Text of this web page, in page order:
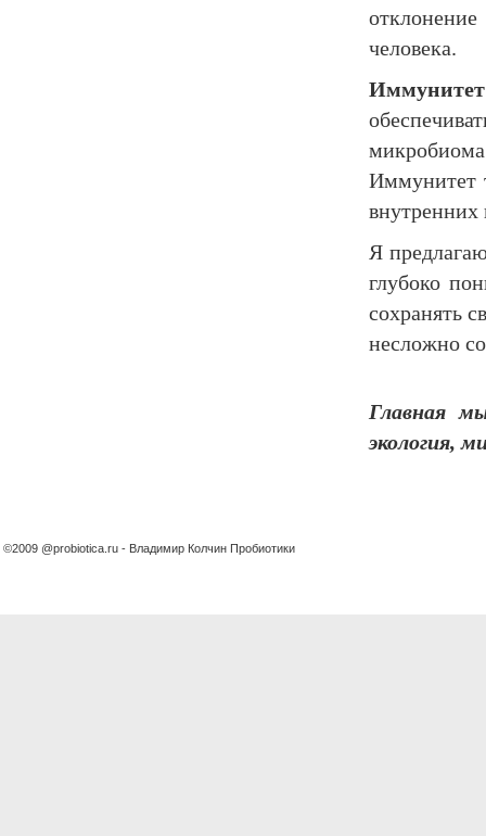
человека.
Иммунитет
Иммунитет
внутренних
Я
глубоко
сохранять
несложно
Главная
экология,
©2009 @probiotica.ru - Владимир Колчин Пробиотики